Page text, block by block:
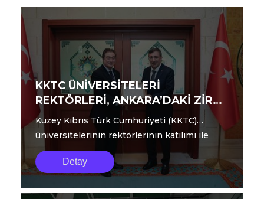
KKTC ÜNİVERSİTELERİ
REKTÖRLERİ, ANKARA’DAKİ ZİRVE
TOPLANTISINI TAMAMLADI
Kuzey Kıbrıs Türk Cumhuriyeti (KKTC)
üniversitelerinin rektörlerinin katılımı ile
geçtiğimiz günlerde Ankara’da gerçekle...
Detay